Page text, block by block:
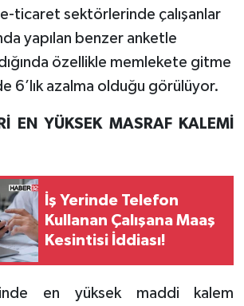
ticaret sektörlerinde çalışanlar
yapılan benzer anketle
özellikle memlekete gitme
6’lık azalma olduğu görülüyor.
EN YÜKSEK MASRAF KALEMİ
İş Yerinde Telefon
Kullanan Çalışana Maaş
Kesintisi İddiası!
en yüksek maddi kalem